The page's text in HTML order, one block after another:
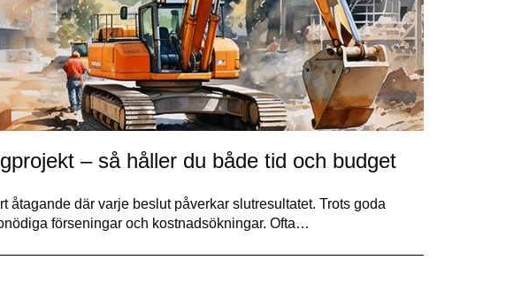
– så håller du både tid och budget
åtagande där varje beslut påverkar slutresultatet. Trots goda
förseningar och kostnadsökningar. Ofta…